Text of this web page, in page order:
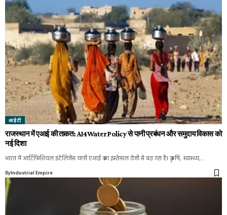
आईटी
राजस्थान में एआई की ताकत: AI4WaterPolicy से पानी प्रबंधन और समुदाय विकास को
नई दिशा
भारत में आर्टिफिशियल इंटेलिजेंस यानी एआई का इस्तेमाल तेजी से बढ़ रहा है। कृषि, स्वास्थ्य,…
ByIndustrial Empire